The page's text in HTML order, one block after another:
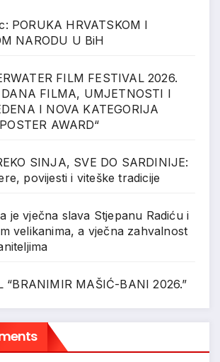
PORUKA HRVATSKOM I
NARODU U BiH
FILM FESTIVAL 2026.
FILMA, UMJETNOSTI I
I NOVA KATEGORIJA
AWARD“
SINJA, SVE DO SARDINIJE:
povijesti i viteške tradicije
je vječna slava Stjepanu Radiću i
velikanima, a vječna zahvalnost
“BRANIMIR MAŠIĆ-BANI 2026.”